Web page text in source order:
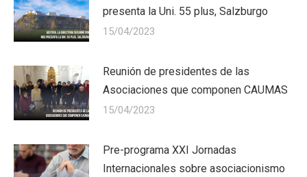
presenta la Uni. 55 plus, Salzburgo
15/04/2023
Reunión de presidentes de las
Asociaciones que componen CAUMAS
15/04/2023
Pre-programa XXI Jornadas
Internacionales sobre asociacionismo